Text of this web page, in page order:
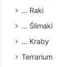
... Raki
... Ślimaki
... Kraby
Terrarium